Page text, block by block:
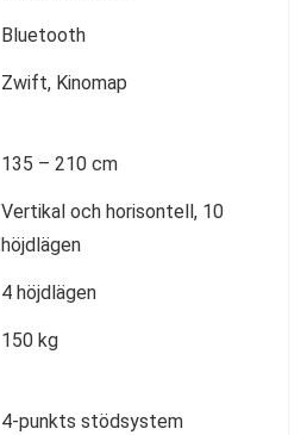
Bluetooth
Zwift, Kinomap
135 – 210 cm
Vertikal och horisontell, 10
höjdlägen
4 höjdlägen
150 kg
4-punkts stödsystem